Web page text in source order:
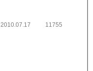
2010.07.17 11755